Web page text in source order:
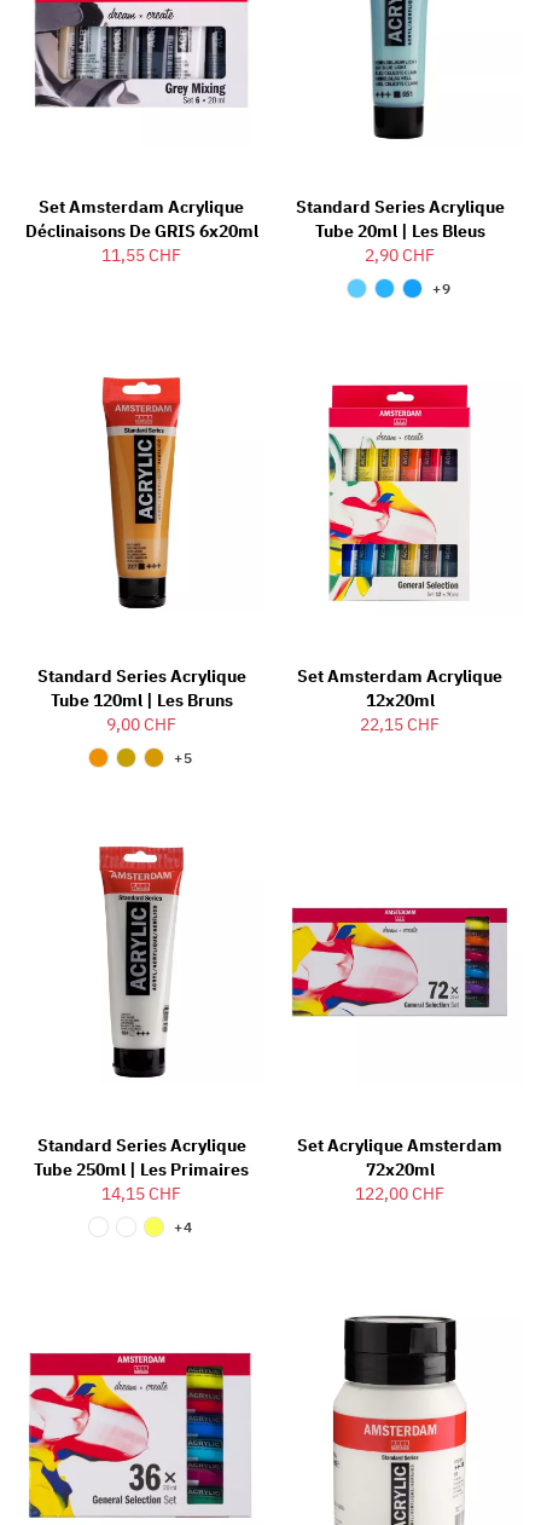
Set Amsterdam Acrylique
Déclinaisons De GRIS 6x20ml
11,55 CHF
Standard Series Acrylique
Tube 20ml | Les Bleus
2,90 CHF
+9
Standard Series Acrylique
Tube 120ml | Les Bruns
9,00 CHF
+5
Set Amsterdam Acrylique
12x20ml
22,15 CHF
Standard Series Acrylique
Tube 250ml | Les Primaires
14,15 CHF
+4
Set Acrylique Amsterdam
72x20ml
122,00 CHF